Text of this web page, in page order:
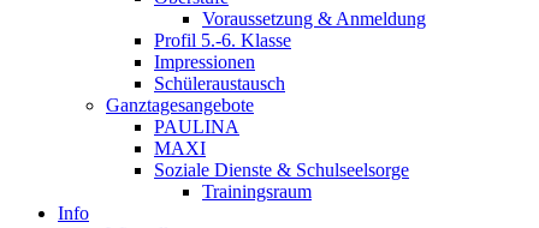
Voraussetzung & Anmeldung
Profil 5.-6. Klasse
Impressionen
Schüleraustausch
Ganztagesangebote
PAULINA
MAXI
Soziale Dienste & Schulseelsorge
Trainingsraum
Info